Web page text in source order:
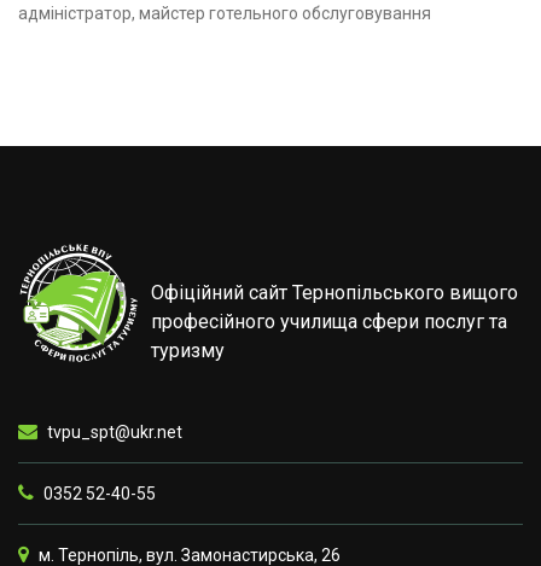
адміністратор, майстер готельного обслуговування
Офіційний сайт Тернопільського вищого
професійного училища сфери послуг та
туризму
tvpu_spt@ukr.net
0352 52-40-55
м. Тернопіль, вул. Замонастирська, 26